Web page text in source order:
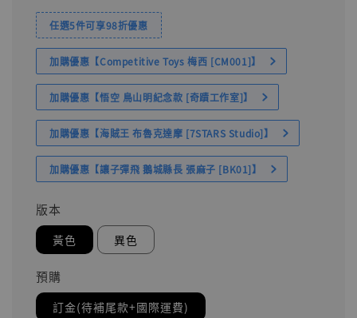
任選5件可享98折優惠
加購優惠【Competitive Toys 梅西 [CM001]】
加購優惠【悟空 鳥山明紀念款 [奇蹟工作室]】
加購優惠【海賊王 布魯克達摩 [7STARS Studio]】
加購優惠【讓子彈飛 鵝城縣長 張麻子 [BK01]】
版本
黃色 異色
預購
訂金(待補尾款+國際運費)